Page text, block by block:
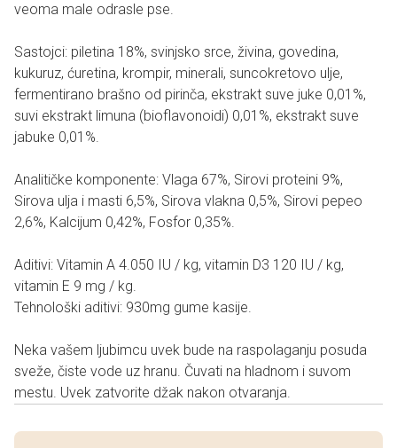
veoma male odrasle pse.
Sastojci: piletina 18%, svinjsko srce, živina, govedina,
kukuruz, ćuretina, krompir, minerali, suncokretovo ulje,
fermentirano brašno od pirinča, ekstrakt suve juke 0,01%,
suvi ekstrakt limuna (bioflavonoidi) 0,01%, ekstrakt suve
jabuke 0,01%.
Analitičke komponente: Vlaga 67%, Sirovi proteini 9%,
Sirova ulja i masti 6,5%, Sirova vlakna 0,5%, Sirovi pepeo
2,6%, Kalcijum 0,42%, Fosfor 0,35%.
Aditivi: Vitamin A 4.050 IU / kg, vitamin D3 120 IU / kg,
vitamin E 9 mg / kg.
Tehnološki aditivi: 930mg gume kasije.
Neka vašem ljubimcu uvek bude na raspolaganju posuda
sveže, čiste vode uz hranu. Čuvati na hladnom i suvom
mestu. Uvek zatvorite džak nakon otvaranja.